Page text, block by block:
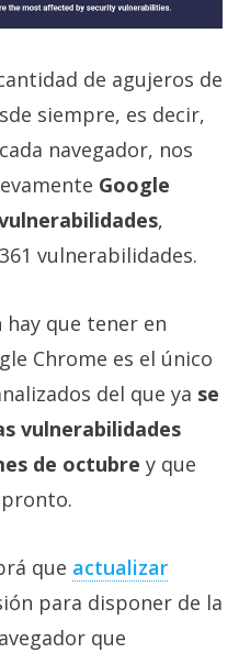
de agujeros de
siempre, es decir,
navegador, nos
Google
,
vulnerabilidades.
que tener en
Chrome es el único
del que ya se
vulnerabilidades
de octubre y que
que actualizar
para disponer de la
que